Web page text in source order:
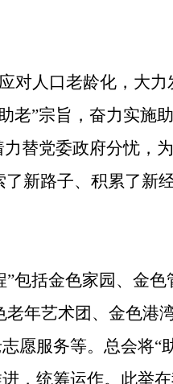
对人口老龄化，大力
老”宗旨，奋力实施
替党委政府分忧，
新路子、积累了新
包括金色家园、金色
年艺术团、金色港
愿服务等。 总会将“
，统筹运作。此举